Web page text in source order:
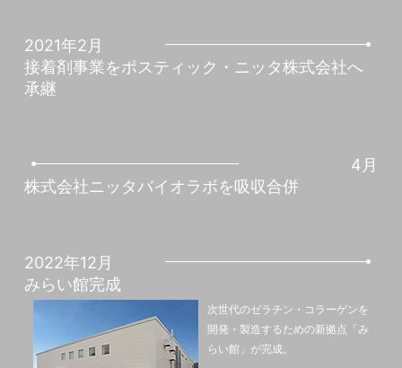
2021年2月
接着剤事業をポスティック・ニッタ株式会社へ
承継
4月
株式会社ニッタバイオラボを吸収合併
2022年12月
みらい館完成
次世代のゼラチン・コラーゲンを
開発・製造するための新拠点「み
らい館」が完成。